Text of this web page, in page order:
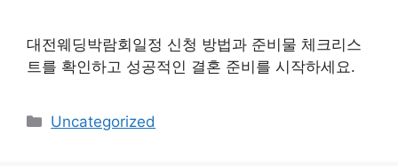
대전웨딩박람회일정 신청 방법과 준비물 체크리스
트를 확인하고 성공적인 결혼 준비를 시작하세요.
카
Uncategorized